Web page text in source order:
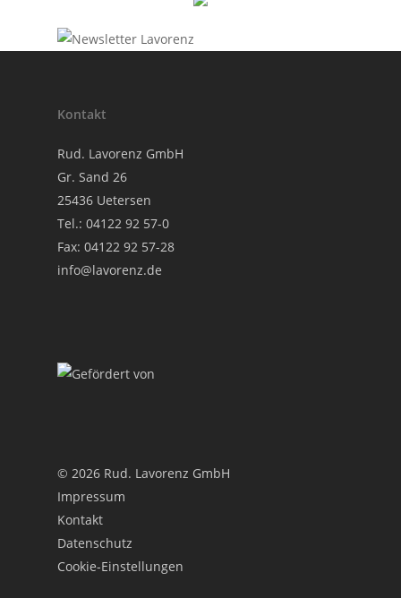
Kontakt
Rud. Lavorenz GmbH
Gr. Sand 26
25436 Uetersen
Tel.: 04122 92 57-0
Fax: 04122 92 57-28
info@lavorenz.de
© 2026 Rud. Lavorenz GmbH
Impressum
Kontakt
Datenschutz
Cookie-Einstellungen